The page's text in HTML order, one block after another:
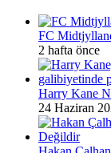
FC
2 hafta önce
Harry Kane
24 Haziran